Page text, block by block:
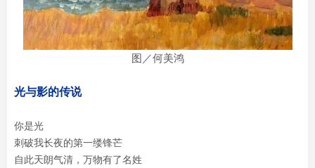
图／何美鸿
光与影的传说
你是光
刺破我长夜的第一缕锋芒
自此天朗气清，万物有了名姓